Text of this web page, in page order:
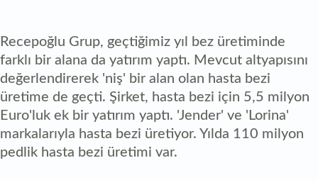
Recepoğlu Grup, geçtiğimiz yıl bez üretiminde
farklı bir alana da yatırım yaptı. Mevcut altyapısını
değerlendirerek 'niş' bir alan olan hasta bezi
üretime de geçti. Şirket, hasta bezi için 5,5 milyon
Euro'luk ek bir yatırım yaptı. 'Jender' ve 'Lorina'
markalarıyla hasta bezi üretiyor. Yılda 110 milyon
pedlik hasta bezi üretimi var.